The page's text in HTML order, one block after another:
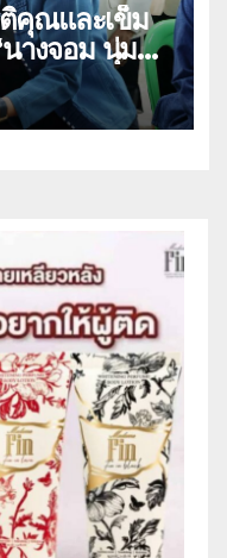
คุณและเข็ม
ำเภอเมือง